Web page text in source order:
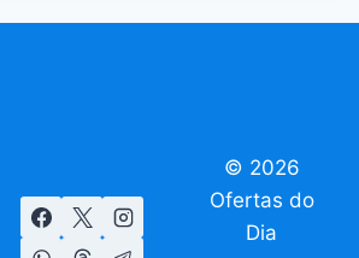
© 2026
Ofertas do
Dia